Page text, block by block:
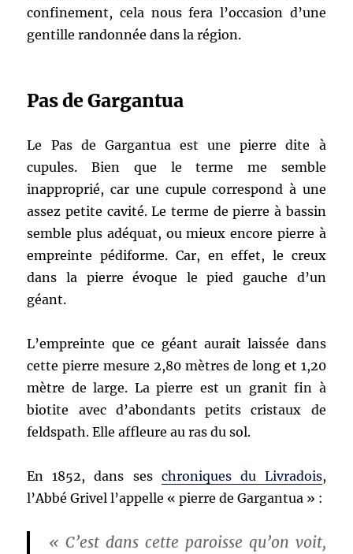
confinement, cela nous fera l’occasion d’une
gentille randonnée dans la région.
Pas de Gargantua
Le Pas de Gargantua est une pierre dite à
cupules. Bien que le terme me semble
inapproprié, car une cupule correspond à une
assez petite cavité. Le terme de pierre à bassin
semble plus adéquat, ou mieux encore pierre à
empreinte pédiforme. Car, en effet, le creux
dans la pierre évoque le pied gauche d’un
géant.
L’empreinte que ce géant aurait laissée dans
cette pierre mesure 2,80 mètres de long et 1,20
mètre de large. La pierre est un granit fin à
biotite avec d’abondants petits cristaux de
feldspath. Elle affleure au ras du sol.
En 1852, dans ses chroniques du Livradois,
l’Abbé Grivel l’appelle « pierre de Gargantua » :
« C’est dans cette paroisse qu’on voit,